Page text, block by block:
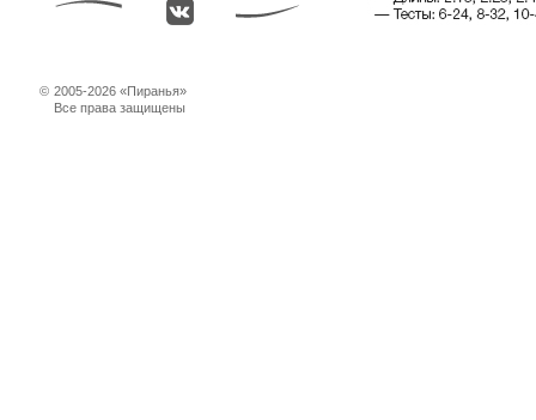
© 2005-2026 «Пиранья»
Все права защищены